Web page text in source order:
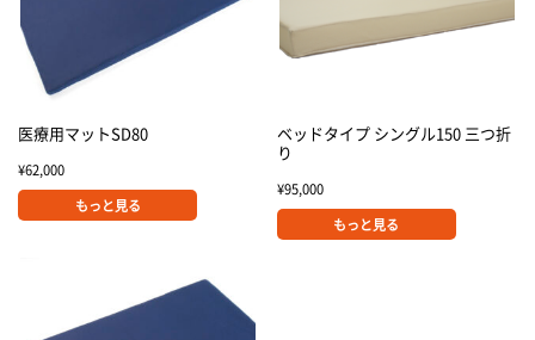
医療用マットSD80
¥62,000
ベッドタイプ シングル150 三つ折
り
¥95,000